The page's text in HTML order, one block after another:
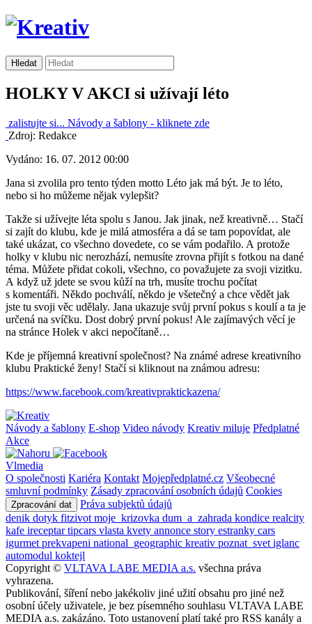
HOLKY V AKCI si užívají léto
zalistujte si... Návody a šablony - kliknete zde
Zdroj: Redakce
Vydáno: 16. 07. 2012 00:00
Jana si zvolila pro tento týden motto Léto jak má být. Je to léto,
nebo si ho můžeme nějak vylepšit?
Takže si užívejte léta spolu s Janou. Jak jinak, než kreativně… Stačí
si zajít do klubu, kde je milá atmosféra a dá se tam popovídat, ale
také ukázat, co všechno dovedete, co se vám podařilo. A protože
holky v klubu nic nerozhází, nemusíte zrovna přijít s fotkou na dané
téma. Můžete přidat cokoli, všechno, co považujete za svoji vizitku.
A když už jdete se svou kůží na trh, musíte trochu počítat
s komentáři. Někdo pochválí, někdo je všetečný a chce vědět jak
jste tu svoji věc udělaly. Jana ukazuje svůj první pokus s koulí a ta je
určená na svíčku. Dost dobrý první pokus! Ale zajímavých věcí je
na stránce Holek v akci nepočítaně…
Kde je příjemná kreativní společnost? Na známé adrese kreativního
klubu Praktické ženy! Stačí si kliknout na známou adresu:
https://www.facebook.com/kreativpraktickazena/
Návody a šablony E-shop Video návody Kreativ miluje Předplatné
Akce
Vlmedia
O společnosti Kariéra Kontakt Mojepředplatné.cz Všeobecné
smluvní podmínky Zásady zpracování osobních údajů Cookies
Zpracování dat
Práva subjektů údajů
denik dotyk fitzivot moje_krizovka dum_a_zahrada kondice realcity
kafe ireceptartipcars vlasta kvety annonce story estranky cars
igurmet prekvapeni national_geographic kreativ poznat_svet iglanc
automodul koktejl
Copyright © VLTAVA LABE MEDIA a.s. všechna práva
vyhrazena.
Publikování, šíření nebo jakékoliv jiné užití obsahu pro jiné než
osobní účely uživatele, je bez písemného souhlasu VLTAVA LABE
MEDIA a.s. zakázáno. Toto ustanovení platí také pro RSS kanály a